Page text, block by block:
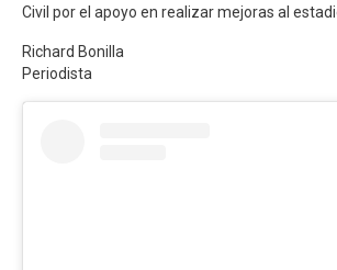
Civil por el apoyo en realizar mejoras al
Richard Bonilla
Periodista